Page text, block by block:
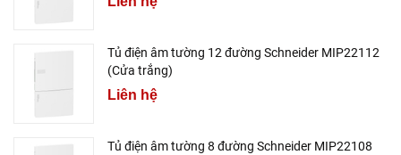
Tủ điện âm tường 12 đường Schneider MIP22112
(Cửa trắng)
Liên hệ
Tủ điện âm tường 8 đường Schneider MIP22108